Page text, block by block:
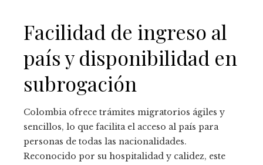
Facilidad de ingreso al
país y disponibilidad en
subrogación
Colombia ofrece trámites migratorios ágiles y
sencillos, lo que facilita el acceso al país para
personas de todas las nacionalidades.
Reconocido por su hospitalidad y calidez, este